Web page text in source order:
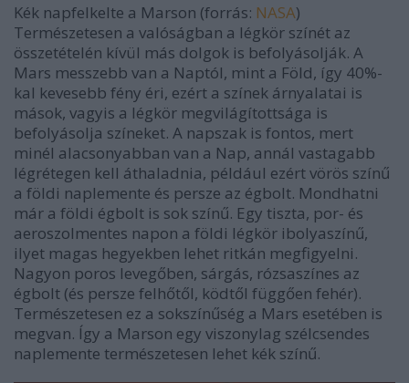
Kék napfelkelte a Marson (forrás: NASA)
Természetesen a valóságban a légkör színét az
összetételén kívül más dolgok is befolyásolják. A
Mars messzebb van a Naptól, mint a Föld, így 40%-
kal kevesebb fény éri, ezért a színek árnyalatai is
mások, vagyis a légkör megvilágítottsága is
befolyásolja színeket. A napszak is fontos, mert
minél alacsonyabban van a Nap, annál vastagabb
légrétegen kell áthaladnia, például ezért vörös színű
a földi naplemente és persze az égbolt. Mondhatni
már a földi égbolt is sok színű. Egy tiszta, por- és
aeroszolmentes napon a földi légkör ibolyaszínű,
ilyet magas hegyekben lehet ritkán megfigyelni.
Nagyon poros levegőben, sárgás, rózsaszínes az
égbolt (és persze felhőtől, ködtől függően fehér).
Természetesen ez a sokszínűség a Mars esetében is
megvan. Így a Marson egy viszonylag szélcsendes
naplemente természetesen lehet kék színű.